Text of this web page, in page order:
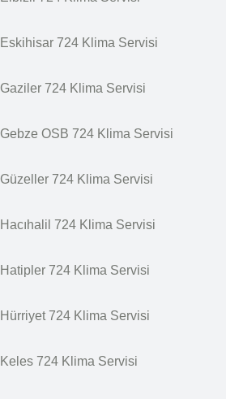
Eskihisar 724 Klima Servisi
Gaziler 724 Klima Servisi
Gebze OSB 724 Klima Servisi
Güzeller 724 Klima Servisi
Hacıhalil 724 Klima Servisi
Hatipler 724 Klima Servisi
Hürriyet 724 Klima Servisi
Keles 724 Klima Servisi